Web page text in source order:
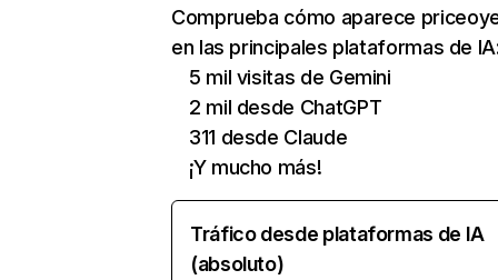
Comprueba cómo aparece
en las principales plataformas de
5 mil visitas de Gemini
2 mil desde ChatGPT
311 desde Claude
¡Y mucho más!
Tráfico desde plataformas de IA
(absoluto)